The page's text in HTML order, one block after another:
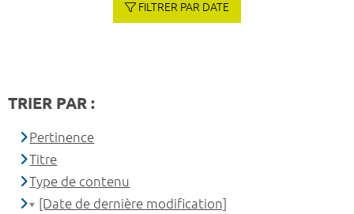
FILTRER PAR DATE
TRIER PAR :
Pertinence
Titre
Type de contenu
[Date de dernière modification]